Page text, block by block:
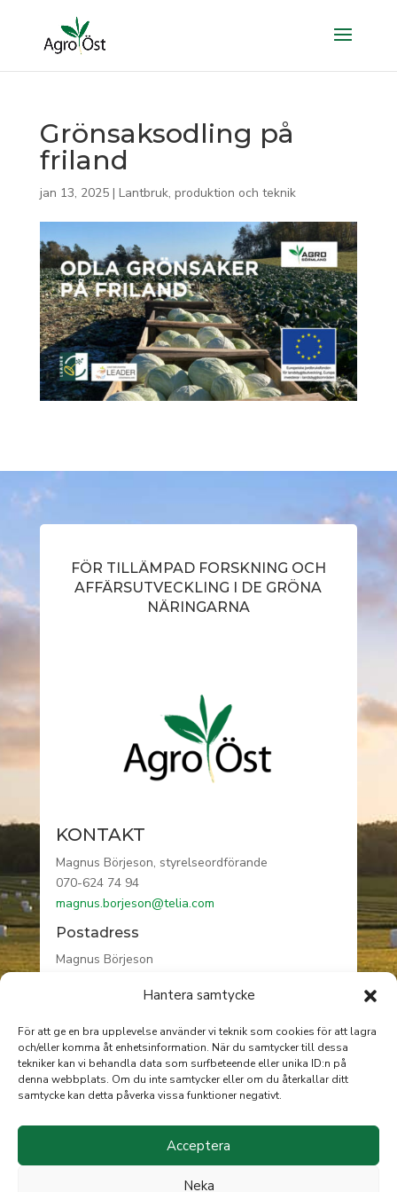
Hantera samtycke
För att ge en bra upplevelse använder vi teknik som cookies för att lagra
och/eller komma åt enhetsinformation. När du samtycker till dessa
tekniker kan vi behandla data som surfbeteende eller unika ID:n på
denna webbplats. Om du inte samtycker eller om du återkallar ditt
samtycke kan detta påverka vissa funktioner negativt.
Acceptera
Neka
Grönsaksodling på
friland
jan 13, 2025| Lantbruk, produktion och teknik
FÖR TILLÄMPAD FORSKNING OCH
AFFÄRSUTVECKLING I DE GRÖNA
NÄRINGARNA
KONTAKT
Magnus Börjeson, styrelseordförande
070-624 74 94
magnus.borjeson@telia.com
Postadress
Magnus Börjeson
590 76 VRETA KLOSTER
INFORMATION
Integritetspolicy